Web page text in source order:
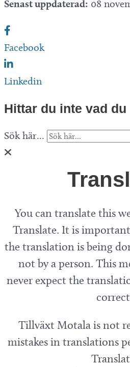
Senast uppdaterad: 08
Facebook
Linkedin
Hittar du inte vad
Sök här...
You can translate this
Translate. It is
the translation is being
not by a person. This
never expect the
Tillväxt Motala is not
mistakes in translations